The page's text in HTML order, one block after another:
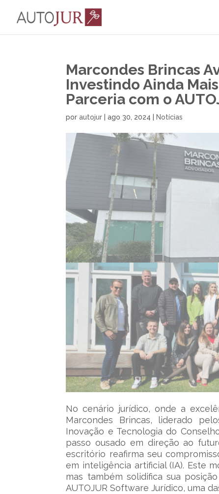
Marcondes Brincas
Investindo Ainda
Parceria com o
porautojur |ago 30, 2024 Notícias
No cenário jurídico, onde a
Marcondes Brincas, liderado
Inovação e Tecnologia do
passo ousado em direção ao
escritório reafirma seu
em inteligência artificial (IA). Este
mas também solidifica sua
AUTOJUR Software Jurídico, uma